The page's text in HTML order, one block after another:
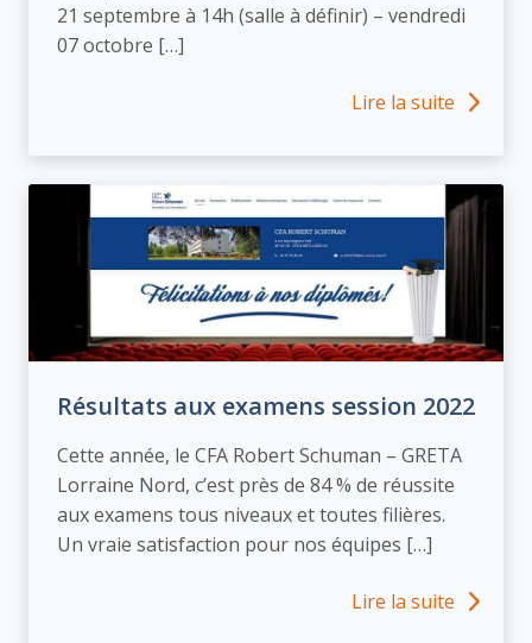
21 septembre à 14h (salle à définir) – vendredi
07 octobre […]
Lire la suite
Résultats aux examens session 2022
Cette année, le CFA Robert Schuman – GRETA
Lorraine Nord, c’est près de 84 % de réussite
aux examens tous niveaux et toutes filières.
Un vraie satisfaction pour nos équipes […]
Lire la suite